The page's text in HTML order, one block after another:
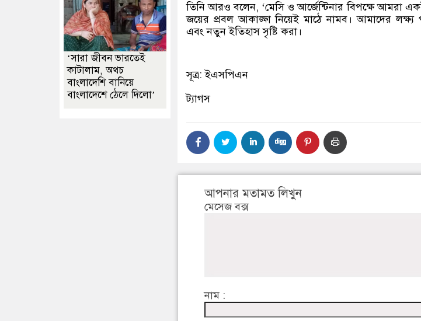
তিনি আরও বলেন, ‘মেসি ও আর্জেন্টিনার বিপক্ষে আমরা
জয়ের প্রবল আকাঙ্ক্ষা নিয়েই মাঠে নামব। আমাদের
এবং নতুন ইতিহাস সৃষ্টি করা।
সূত্র: ইএসপিএন
ট্যাগস
আপনার মতামত লিখুন
মেসেজ বক্স
নাম :
‘সারা জীবন ভারতেই
কাটালাম, অথচ
বাংলাদেশি বানিয়ে
বাংলাদেশে ঠেলে দিলো’